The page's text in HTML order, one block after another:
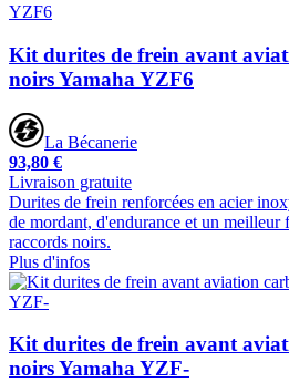
Kit durites de frein avant
noirs Yamaha YZF6
La Bécanerie
93,80 €
Livraison gratuite
Durites de frein renforcées en acier
de mordant, d'endurance et un meilleur
raccords noirs.
Plus d'infos
Kit durites de frein avant
noirs Yamaha YZF-